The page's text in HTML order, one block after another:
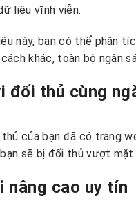
liệu vĩnh viễn.
này, bạn có thể phân
khác, toàn bộ ngân
đối thủ cùng
thủ của bạn đã có trang
sẽ bị đối thủ vượt mặt.
nâng cao uy tín